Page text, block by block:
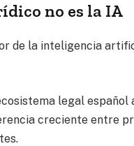
no es la IA
de la inteligencia
legal
creciente entre